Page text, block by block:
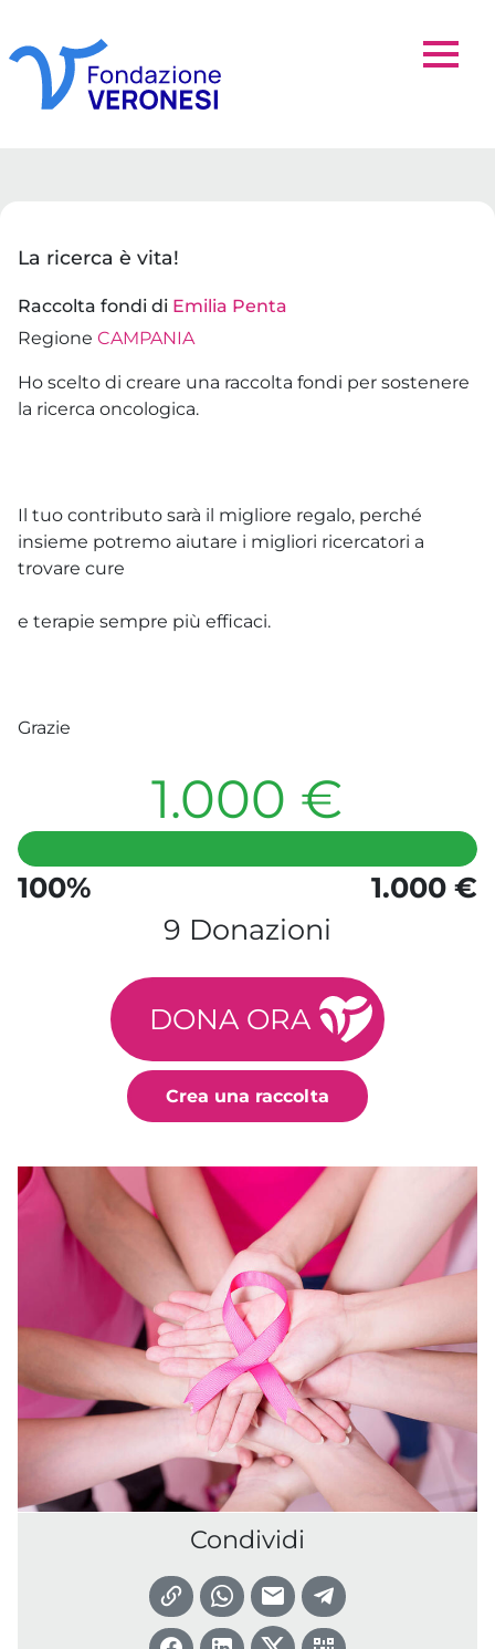
La ricerca è vita!
Raccolta fondi di Emilia Penta
Regione CAMPANIA
Ho scelto di creare una raccolta fondi per sostenere
la ricerca oncologica.
Il tuo contributo sarà il migliore regalo, perché
insieme potremo aiutare i migliori ricercatori a
trovare cure
e terapie sempre più efficaci.
Grazie
1.000 €
100%
1.000 €
9 Donazioni
DONA ORA
Crea una raccolta
Condividi